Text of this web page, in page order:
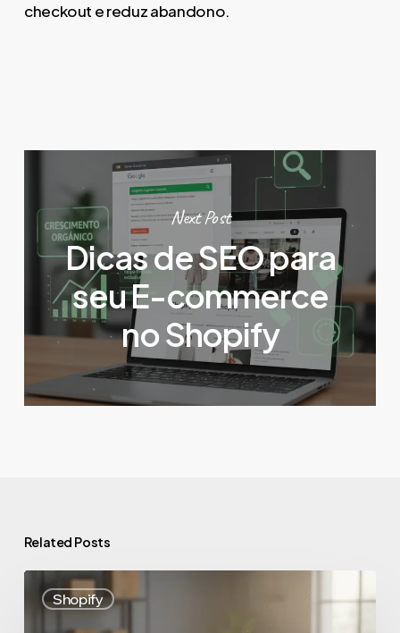
checkout e reduz abandono.
Next Post
Dicas de SEO para
seu E-commerce
no Shopify
Related Posts
Shopify